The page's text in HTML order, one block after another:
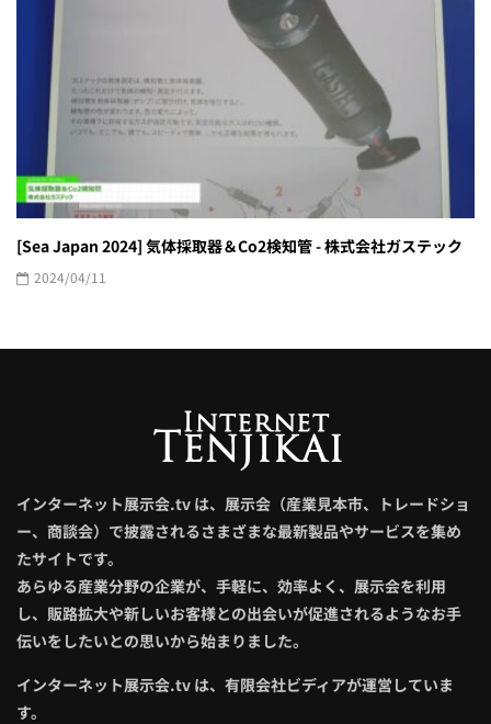
[Sea Japan 2024] 気体採取器＆Co2検知管 - 株式会社ガステック
2024/04/11
インターネット展示会.tv は、展示会（産業見本市、トレードショ
ー、商談会）で披露されるさまざまな最新製品やサービスを集め
たサイトです。
あらゆる産業分野の企業が、手軽に、効率よく、展示会を利用
し、販路拡大や新しいお客様との出会いが促進されるようなお手
伝いをしたいとの思いから始まりました。
インターネット展示会.tv は、有限会社ビディアが運営していま
す。